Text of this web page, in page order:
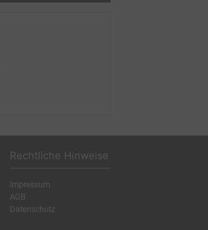
Rechtliche Hinweise
Impressum
AGB
Datenschutz